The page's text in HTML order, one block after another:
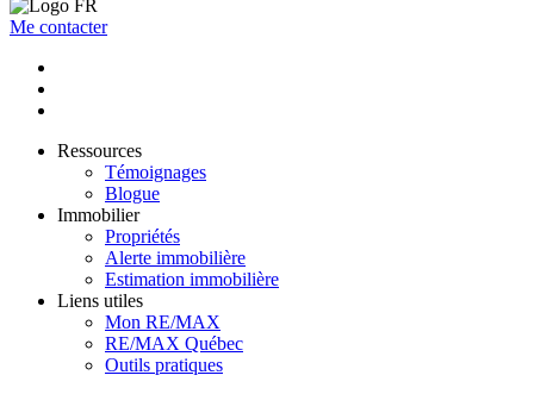
Me contacter
Ressources
Témoignages
Blogue
Immobilier
Propriétés
Alerte immobilière
Estimation immobilière
Liens utiles
Mon RE/MAX
RE/MAX Québec
Outils pratiques